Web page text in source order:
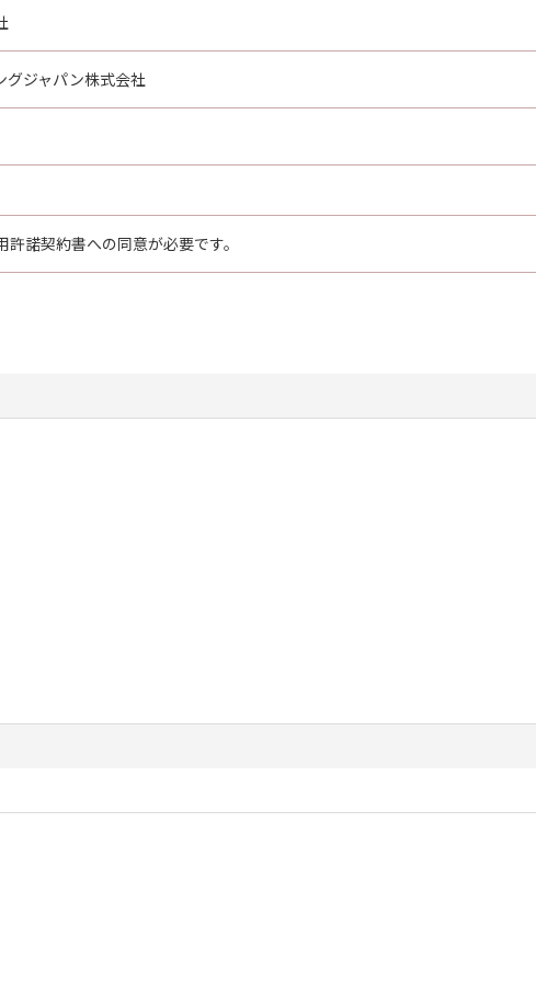
グジャパン株式会社
諾契約書への同意が必要です。